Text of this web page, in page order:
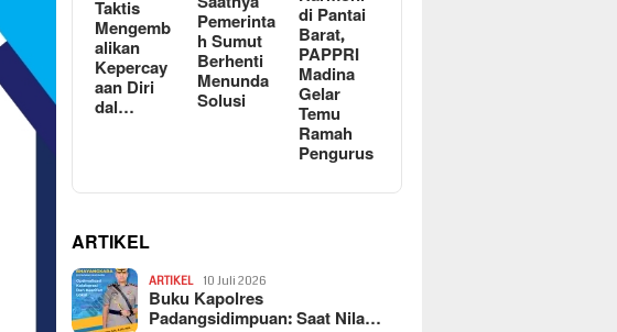
Taktis
Mengemb
alikan
Kepercay
aan Diri
dal…
Pemerinta
h Sumut
Berhenti
Menunda
Solusi
di Pantai
Barat,
PAPPRI
Madina
Gelar
Temu
Ramah
Pengurus
ARTIKEL
ARTIKEL 10 Juli 2026
Buku Kapolres
Padangsidimpuan: Saat Nila…